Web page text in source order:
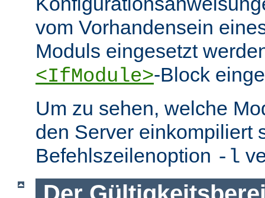
vom Vorhandensein
Moduls eingesetzt
<IfModule>-Block
Um zu sehen, welche
den Server einkompiliert
Befehlszeilenoption -l